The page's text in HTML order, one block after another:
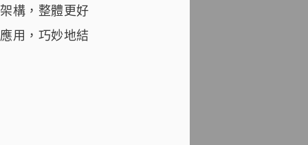
構，整體更好
用，巧妙地結